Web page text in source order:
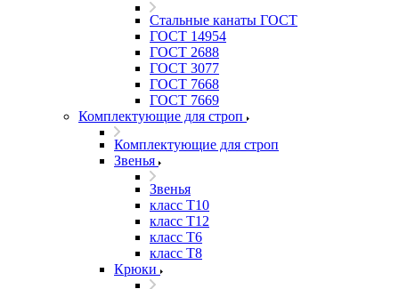
Стальные канаты ГОСТ
ГОСТ 14954
ГОСТ 2688
ГОСТ 3077
ГОСТ 7668
ГОСТ 7669
Комплектующие для строп
Комплектующие для строп
Звенья
Звенья
класс Т10
класс Т12
класс Т6
класс Т8
Крюки